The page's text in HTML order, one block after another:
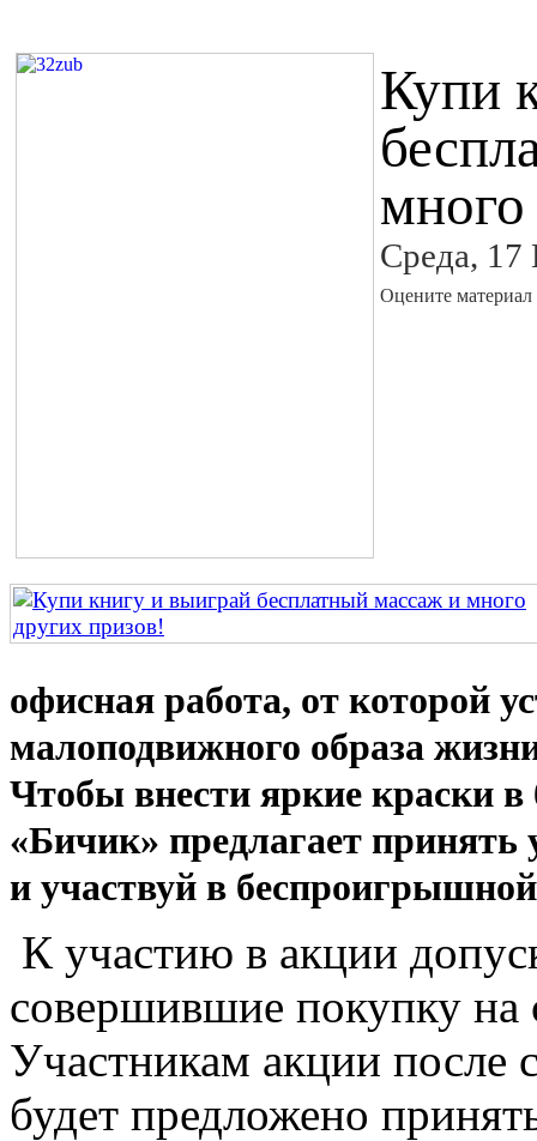
Купи
Среда,
Оцените материал
офисная работа, от которой
малоподвижного образа
Чтобы внести яркие краски в
«Бичик» предлагает
и участвуй в
К участию в акции
совершившие покупку на
Участникам акции после
будет предложено